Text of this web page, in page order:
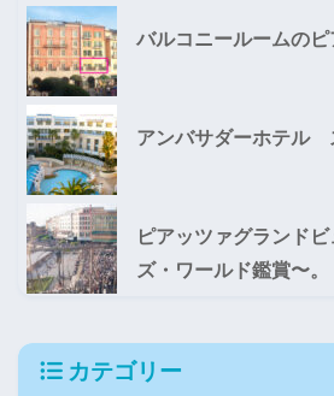
バルコニールームの
アンバサダーホテル
ピアッツァグランド
ズ・ワールド鑑賞〜。
カテゴリー